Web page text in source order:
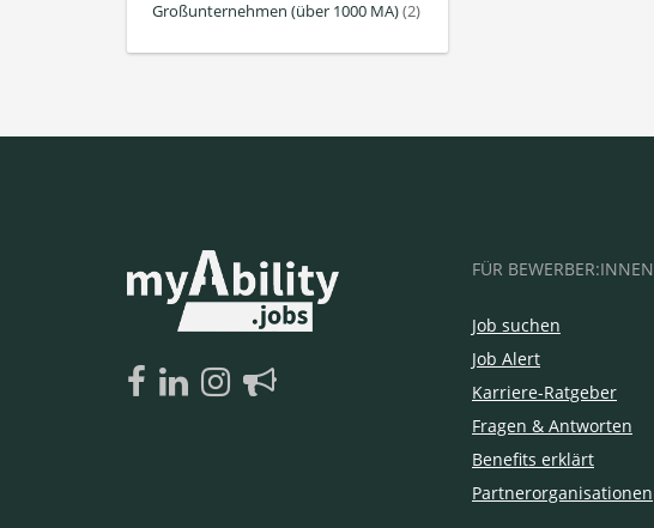
Großunternehmen (über 1000 MA)(2)
FÜR BEWERBER:INNEN
Job suchen
Job Alert
Karriere-Ratgeber
Fragen & Antworten
Benefits erklärt
Partnerorganisationen